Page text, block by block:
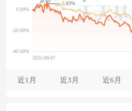
5.83%
近1月 近3月 近6月